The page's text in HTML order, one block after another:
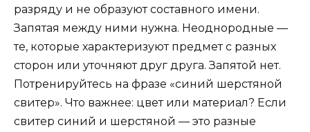
разряду и не образуют составного имени.
Запятая между ними нужна. Неоднородные —
те, которые характеризуют предмет с разных
сторон или уточняют друг друга. Запятой нет.
Потренируйтесь на фразе «синий шерстяной
свитер». Что важнее: цвет или материал? Если
свитер синий и шерстяной — это разные